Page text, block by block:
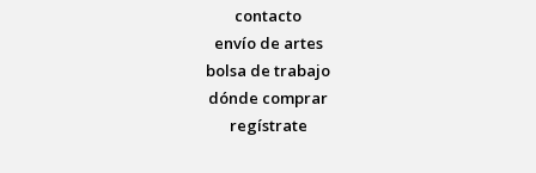
contacto
envío de artes
bolsa de trabajo
dónde comprar
regístrate